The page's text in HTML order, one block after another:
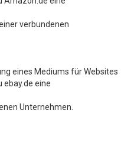
verbundenen
eines Mediums für Websites
ebay.de eine
Unternehmen.